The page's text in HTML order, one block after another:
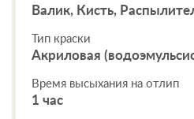
Валик, Кисть,
Тип краски
Акриловая
Время высыхания на отлип
1 час